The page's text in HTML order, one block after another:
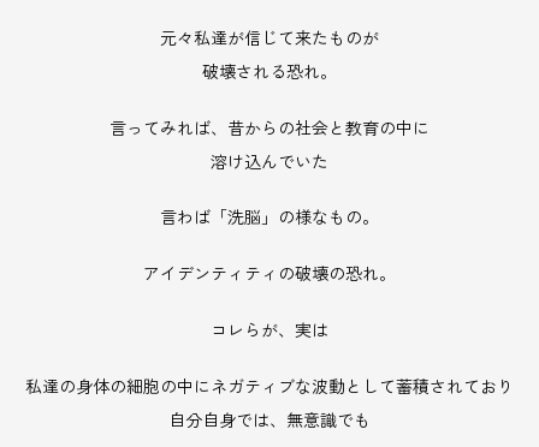
元々私達が信じて来たものが
破壊される恐れ。
言ってみれば、昔からの社会と教育の中に
溶け込んでいた
言わば「洗脳」の様なもの。
アイデンティティの破壊の恐れ。
コレらが、実は
私達の身体の細胞の中にネガティブな波動として蓄積されており
自分自身では、無意識でも